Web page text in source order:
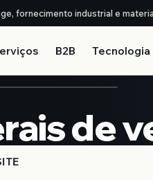
fornecimento industrial e
B2B Tecnologia
de